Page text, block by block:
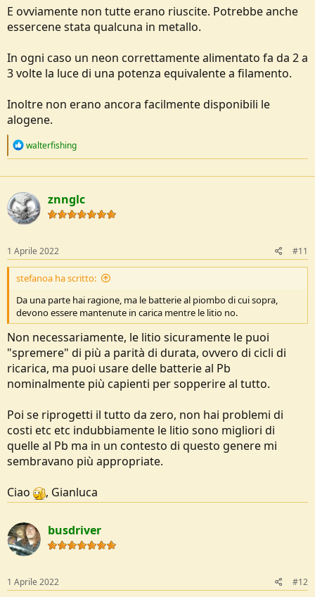
E ovviamente non tutte erano riuscite. Potrebbe anche
essercene stata qualcuna in metallo.
In ogni caso un neon correttamente alimentato fa da 2 a
3 volte la luce di una potenza equivalente a filamento.
Inoltre non erano ancora facilmente disponibili le
alogene.
R
e
c
t
i
o
n
walterfishing
znnglc
1 Aprile 2022 #11
stefanoa ha scritto:
Da una parte hai ragione, ma le batterie al piombo di cui sopra,
devono essere mantenute in carica mentre le litio no.
Non necessariamente, le litio sicuramente le puoi
"spremere" di più a parità di durata, ovvero di cicli di
ricarica, ma puoi usare delle batterie al Pb
nominalmente più capienti per sopperire al tutto.
Poi se riprogetti il tutto da zero, non hai problemi di
costi etc etc indubbiamente le litio sono migliori di
quelle al Pb ma in un contesto di questo genere mi
sembravano più appropriate.
Ciao
, Gianluca
busdriver
1 Aprile 2022 #12